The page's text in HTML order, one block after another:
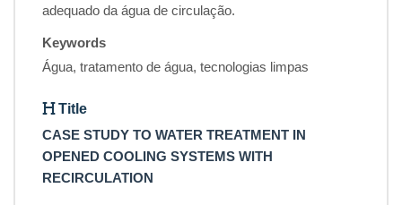
adequado da água de circulação.
Keywords
Água, tratamento de água, tecnologias limpas
Title
CASE STUDY TO WATER TREATMENT IN
OPENED COOLING SYSTEMS WITH
RECIRCULATION